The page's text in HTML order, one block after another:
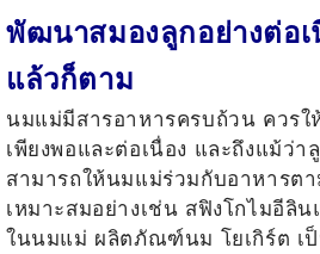
พัฒนาสมองลูกอย่างต่อ
แล้วก็ตาม
นมแม่มีสารอาหารครบถ้วน ควร
เพียงพอและต่อเนื่อง และถึงแม้ว่
สามารถให้นมแม่ร่วมกับอาหารต
เหมาะสมอย่างเช่น สฟิงโกไมอีลิ
ในนมแม่ ผลิตภัณฑ์นม โยเกิร์ต เ